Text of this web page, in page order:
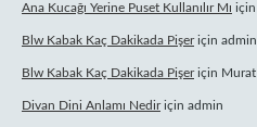
Ana Kucağı Yerine Puset Kullanılır Mı için
Blw Kabak Kaç Dakikada Pişeriçin admin
Blw Kabak Kaç Dakikada Pişeriçin Murat
Divan Dini Anlamı Nediriçin admin